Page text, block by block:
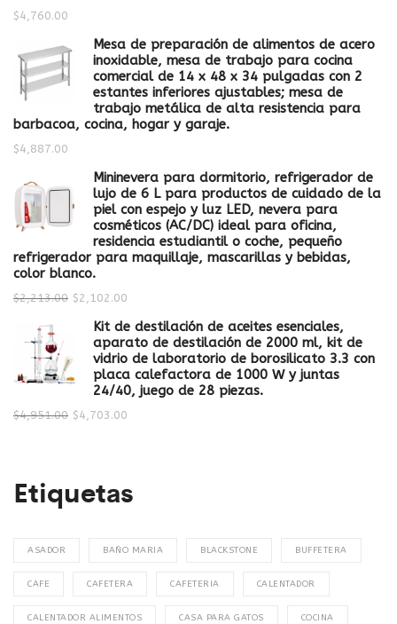
$4,760.00
Mesa de preparación de alimentos de acero
inoxidable, mesa de trabajo para cocina
comercial de 14 x 48 x 34 pulgadas con 2
estantes inferiores ajustables; mesa de
trabajo metálica de alta resistencia para
barbacoa, cocina, hogar y garaje.
$4,887.00
Mininevera para dormitorio, refrigerador de
lujo de 6 L para productos de cuidado de la
piel con espejo y luz LED, nevera para
cosméticos (AC/DC) ideal para oficina,
residencia estudiantil o coche, pequeño
refrigerador para maquillaje, mascarillas y bebidas,
color blanco.
$2,213.00 $2,102.00
Kit de destilación de aceites esenciales,
aparato de destilación de 2000 ml, kit de
vidrio de laboratorio de borosilicato 3.3 con
placa calefactora de 1000 W y juntas
24/40, juego de 28 piezas.
$4,951.00 $4,703.00
Etiquetas
ASADOR BAÑO MARIA BLACKSTONE BUFFETERA
CAFE CAFETERA CAFETERIA CALENTADOR
CALENTADOR ALIMENTOS CASA PARA GATOS COCINA